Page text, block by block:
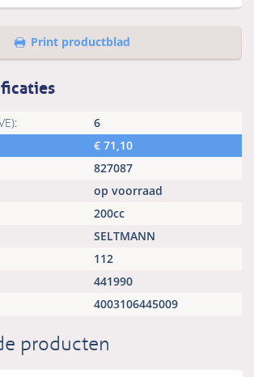
Print productblad
6
€71,10
827087
op voorraad
200cc
SELTMANN
112
441990
4003106445009
producten